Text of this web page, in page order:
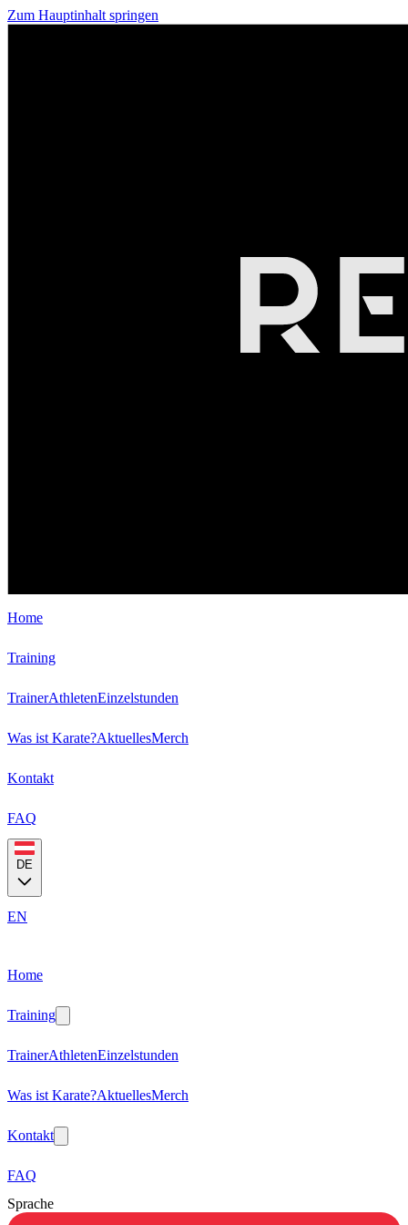
Zum Hauptinhalt springen
Home
Training
TrainerAthletenEinzelstunden
Was ist Karate?AktuellesMerch
Kontakt
FAQ
DE
EN
Home
Training
TrainerAthletenEinzelstunden
Was ist Karate?AktuellesMerch
Kontakt
FAQ
Sprache